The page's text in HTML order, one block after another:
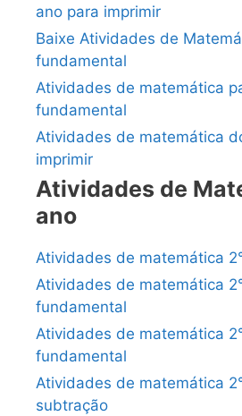
ano para imprimir
Baixe Atividades de
fundamental
Atividades de matemática
fundamental
Atividades de matemática
imprimir
Atividades de
ano
Atividades de matemática
Atividades de matemática
fundamental
Atividades de matemática
fundamental
Atividades de matemática
subtração